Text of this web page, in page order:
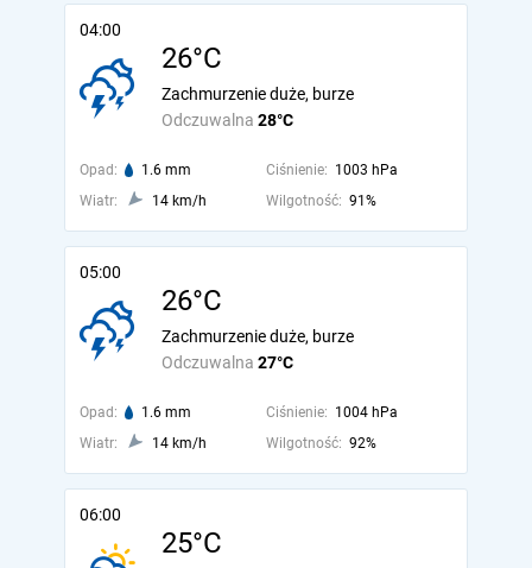
04:00
26°C
Odczuwalna 28°C
Zachmurzenie duże, burze
Opad: 1.6 mm Ciśnienie: 1003 hPa
Wiatr:
14 km/h Wilgotność: 91%
05:00
26°C
Odczuwalna 27°C
Zachmurzenie duże, burze
Opad: 1.6 mm Ciśnienie: 1004 hPa
Wiatr:
14 km/h Wilgotność: 92%
06:00
25°C